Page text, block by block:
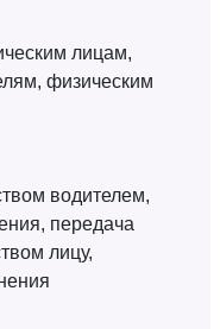
лицам,
физическим
водителем,
передача
лицу,